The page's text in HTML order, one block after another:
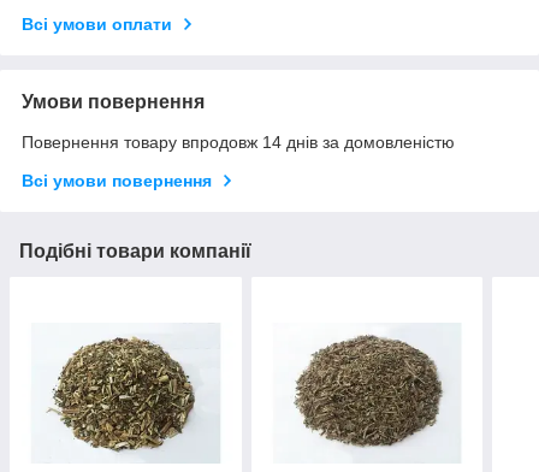
Всі умови оплати
Умови повернення
Повернення товару впродовж 14 днів за домовленістю
Всі умови повернення
Подібні товари компанії